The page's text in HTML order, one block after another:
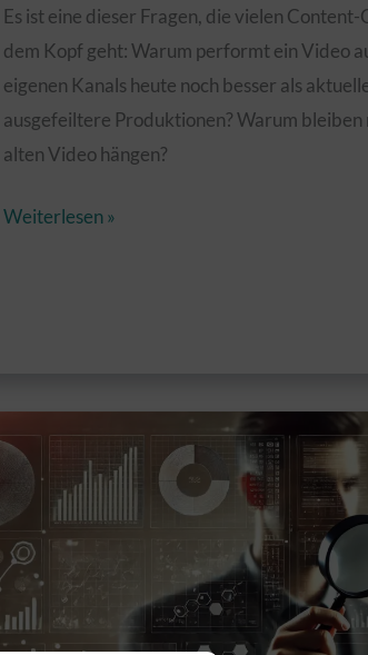
Es ist eine dieser Fragen, die vielen
dem Kopf geht: Warum performt ein Video
eigenen Kanals heute noch besser als
ausgefeiltere Produktionen? Warum bleiben
alten Video hängen?
Titel:
der
Stil
längst
überholt
Weiterlesen »